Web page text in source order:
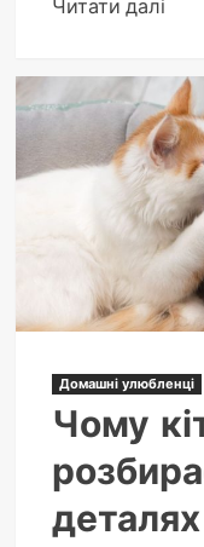
Читати далі
як
для
Домашні улюбленці
Чому
деталях